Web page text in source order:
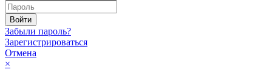
Забыли пароль?
Зарегистрироваться
Отмена
×